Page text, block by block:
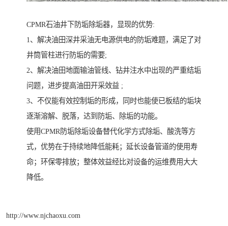
CPMR石油井下防垢除垢器，显现的优势:
1、解决油田深井采油无电源供电的防垢难题，满足了对
井筒管柱进行防垢的需要;
2、解决油田地面输油管线、钻井注水中出现的严重结垢
问题，进步提高油田开采效益 ;
3、不仅能有效控制垢的形成，同时也能使已板结的垢块
逐渐溶解、脱落，达到防垢、除垢的功能。
使用CPMR防垢除垢设备替代化学方式除垢、酸洗等方
式，优势在于持续地降低能耗；延长设备管道的使用寿
命；环保零排放；整体效益经比对设备的运维费用大大
降低。
http://www.njchaoxu.com